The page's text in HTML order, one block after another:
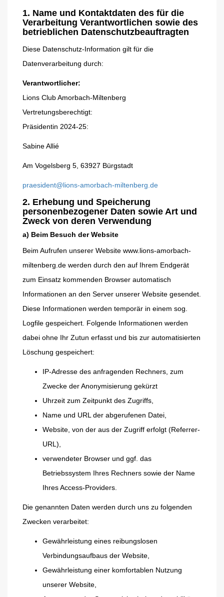
1. Name und Kontaktdaten des für die
Verarbeitung Verantwortlichen sowie des
betrieblichen Datenschutzbeauftragten
Diese Datenschutz-Information gilt für die
Datenverarbeitung durch:
Verantwortlicher:
Lions Club Amorbach-Miltenberg
Vertretungsberechtigt:
Präsidentin 2024-25:
Sabine Allié
Am Vogelsberg 5, 63927 Bürgstadt
praesident@lions-amorbach-miltenberg.de
2. Erhebung und Speicherung
personenbezogener Daten sowie Art und
Zweck von deren Verwendung
a) Beim Besuch der Website
Beim Aufrufen unserer Website www.lions-amorbach-
miltenberg.de werden durch den auf Ihrem Endgerät
zum Einsatz kommenden Browser automatisch
Informationen an den Server unserer Website gesendet.
Diese Informationen werden temporär in einem sog.
Logfile gespeichert. Folgende Informationen werden
dabei ohne Ihr Zutun erfasst und bis zur automatisierten
Löschung gespeichert:
IP-Adresse des anfragenden Rechners, zum
Zwecke der Anonymisierung gekürzt
Uhrzeit zum Zeitpunkt des Zugriffs,
Name und URL der abgerufenen Datei,
Website, von der aus der Zugriff erfolgt (Referrer-
URL),
verwendeter Browser und ggf. das
Betriebssystem Ihres Rechners sowie der Name
Ihres Access-Providers.
Die genannten Daten werden durch uns zu folgenden
Zwecken verarbeitet:
Gewährleistung eines reibungslosen
Verbindungsaufbaus der Website,
Gewährleistung einer komfortablen Nutzung
unserer Website,